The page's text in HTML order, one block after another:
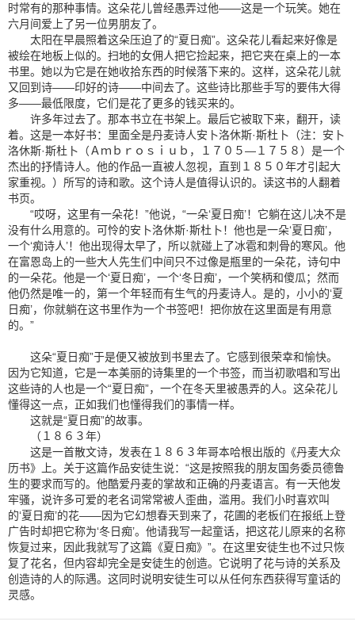
时常有的那种事情。这朵花儿曾经愚弄过他——这是一个玩笑。她在
六月间爱上了另一位男朋友了。
太阳在早晨照着这朵压迫了的“夏日痴”。这朵花儿看起来好像是
被绘在地板上似的。扫地的女佣人把它捡起来，把它夹在桌上的一本
书里。她以为它是在她收拾东西的时候落下来的。这样，这朵花儿就
又回到诗——印好的诗——中间去了。这些诗比那些手写的要伟大得
多——最低限度，它们是花了更多的钱买来的。
许多年过去了。那本书立在书架上。最后它被取下来，翻开，读
着。这是一本好书：里面全是丹麦诗人安卜洛休斯·斯杜卜（注：安卜
洛休斯·斯杜卜（Ａｍｂｒｏｓｉｕｂ，１７０５—１７５８）是一个
杰出的抒情诗人。他的作品一直被人忽视，直到１８５０年才引起大
家重视。）所写的诗和歌。这个诗人是值得认识的。读这书的人翻着
书页。
“哎呀，这里有一朵花！”他说，“一朵‘夏日痴’！它躺在这儿决不是
没有什么用意的。可怜的安卜洛休斯·斯杜卜！他也是一朵‘夏日痴’，
一个‘痴诗人’！他出现得太早了，所以就碰上了冰雹和刺骨的寒风。他
在富恩岛上的一些大人先生们中间只不过像是瓶里的一朵花，诗句中
的一朵花。他是一个‘夏日痴’，一个‘冬日痴’，一个笑柄和傻瓜；然而
他仍然是唯一的，第一个年轻而有生气的丹麦诗人。是的，小小的‘夏
日痴’，你就躺在这书里作为一个书签吧！把你放在这里面是有用意
的。”
这朵“夏日痴”于是便又被放到书里去了。它感到很荣幸和愉快。
因为它知道，它是一本美丽的诗集里的一个书签，而当初歌唱和写出
这些诗的人也是一个“夏日痴”，一个在冬天里被愚弄的人。这朵花儿
懂得这一点，正如我们也懂得我们的事情一样。
这就是“夏日痴”的故事。
（１８６３年）
这是一首散文诗，发表在１８６３年哥本哈根出版的《丹麦大众
历书》上。关于这篇作品安徒生说：“这是按照我的朋友国务委员德鲁
生的要求而写的。他酷爱丹麦的掌故和正确的丹麦语言。有一天他发
牢骚，说许多可爱的老名词常常被人歪曲，滥用。我们小时喜欢叫
的‘夏日痴’的花——因为它幻想春天到来了，花圃的老板们在报纸上登
广告时却把它称为‘冬日痴’。他请我写一起童话，把这花儿原来的名称
恢复过来，因此我就写了这篇《夏日痴》”。在这里安徒生也不过只恢
复了花名，但内容却完全是安徒生的创造。它说明了花与诗的关系及
创造诗的人的际遇。这同时说明安徒生可以从任何东西获得写童话的
灵感。